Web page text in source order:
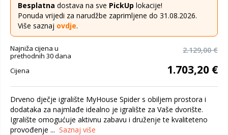
Besplatna dostava na sve PickUp lokacije!
Ponuda vrijedi za narudžbe zaprimljene do 31.08.2026.
Više saznaj ovdje.
Najniža cijena u
prethodnih 30 dana
2.129,00 €
Cijena 1.703,20 €
Drveno dječje igralište MyHouse Spider s obiljem prostora i
dodataka za najmlađe idealno je igralište za Vaše dvorište.
Igralište omogućuje aktivnu zabavu i druženje te kvaliteteno
provođenje ... Saznaj više